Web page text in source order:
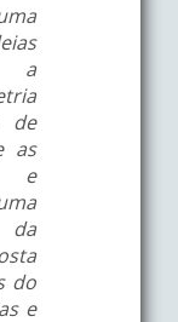
a
de
as
e
do
e